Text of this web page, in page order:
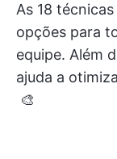
As 18
opções para
equipe. Além
ajuda a
​​​​​​​​​​​​​​​​ 🎨